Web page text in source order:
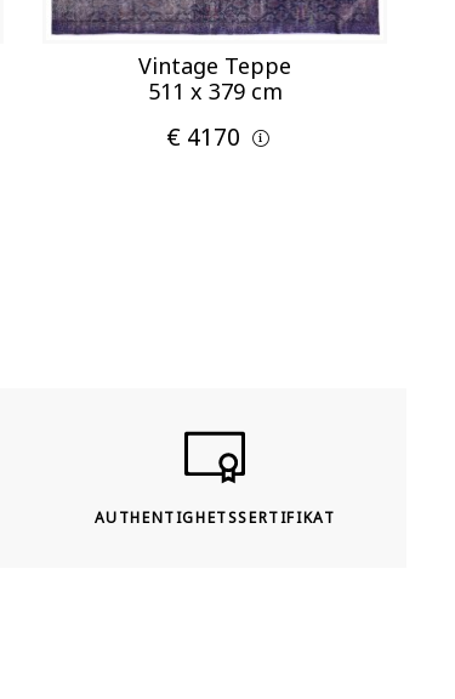
Vintage Teppe
511 x 379 cm
€ 4170
AUTHENTIGHETSSERTIFIKAT